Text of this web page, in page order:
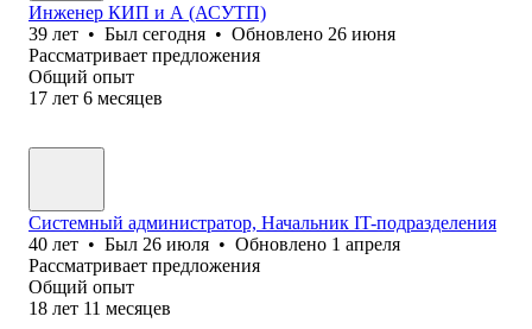
Инженер КИП и А (АСУТП)
39 лет • Был сегодня • Обновлено 26 июня
Рассматривает предложения
Общий опыт
17 лет 6 месяцев
Системный администратор, Начальник IT-подразделения
40 лет • Был 26 июля • Обновлено 1 апреля
Рассматривает предложения
Общий опыт
18 лет 11 месяцев